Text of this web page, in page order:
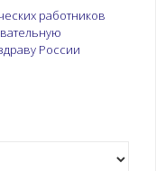
работников
России